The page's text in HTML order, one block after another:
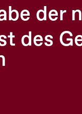
der
des